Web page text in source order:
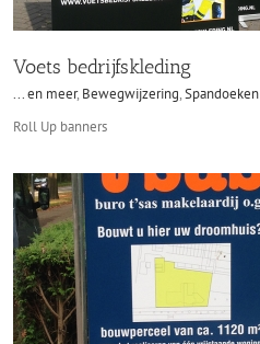
Voets bedrijfskleding
... en meer, Bewegwijzering,Spandoeken
Roll Up banners